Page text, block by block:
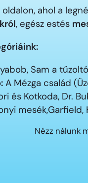
ahol a
, egész estés
Sam a
A Mézga család
és Kotkoda, Dr.
Nézz nálunk